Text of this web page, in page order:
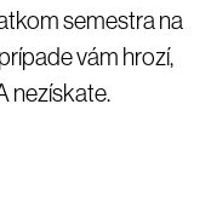
semestra na
vám hrozí,
nezískate.